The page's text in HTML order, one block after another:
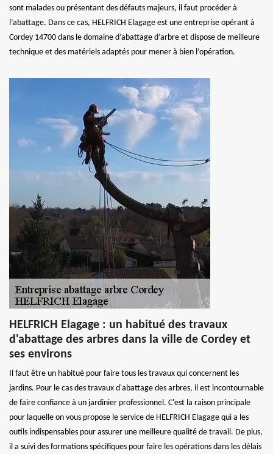
sont malades ou présentant des défauts majeurs, il faut procéder à
l’abattage. Dans ce cas, HELFRICH Elagage est une entreprise opérant à
Cordey 14700 dans le domaine d’abattage d’arbre et dispose de meilleure
technique et des matériels adaptés pour mener à bien l’opération.
HELFRICH Elagage : un habitué des travaux
d'abattage des arbres dans la ville de Cordey et
ses environs
Il faut être un habitué pour faire tous les travaux qui concernent les
jardins. Pour le cas des travaux d'abattage des arbres, il est incontournable
de faire confiance à un jardinier professionnel. C'est la raison principale
pour laquelle on vous propose le service de HELFRICH Elagage qui a les
outils indispensables pour assurer une meilleure qualité de travail. De plus,
il a suivi des formations spécifiques pour faire les opérations dans les délais